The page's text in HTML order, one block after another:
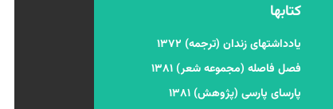
کتابها
یادداشتهای زندان (ترجمه) ۱۳۷۲
فصل فاصله (مجموعه شعر) ۱۳۸۱
پارسای پارسی (پژوهش) ۱۳۸۱